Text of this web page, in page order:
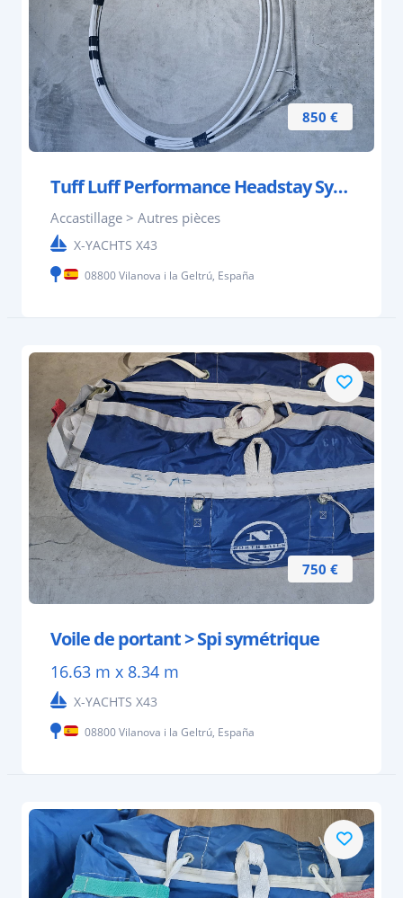
850 €
Tuff Luff Performance Headstay System for 12m-14m
Accastillage > Autres pièces
X-YACHTS X43
08800 Vilanova i la Geltrú, España
750 €
Voile de portant > Spi symétrique
16.63 m x 8.34 m
X-YACHTS X43
08800 Vilanova i la Geltrú, España